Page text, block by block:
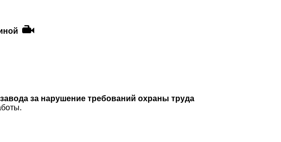
за нарушение требований охраны труда